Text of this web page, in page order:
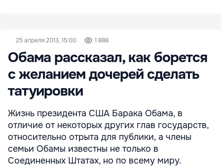
25 апреля 2013, 15:00 1 888
Обама рассказал, как борется
с желанием дочерей сделать
татуировки
Жизнь президента США Барака Обама, в
отличие от некоторых других глав государств,
относительно отрыта для публики, а члены
семьи Обамы известны не только в
Соединенных Штатах, но по всему миру.